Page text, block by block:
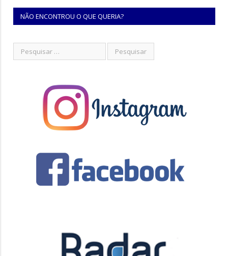
NÃO ENCONTROU O QUE QUERIA?